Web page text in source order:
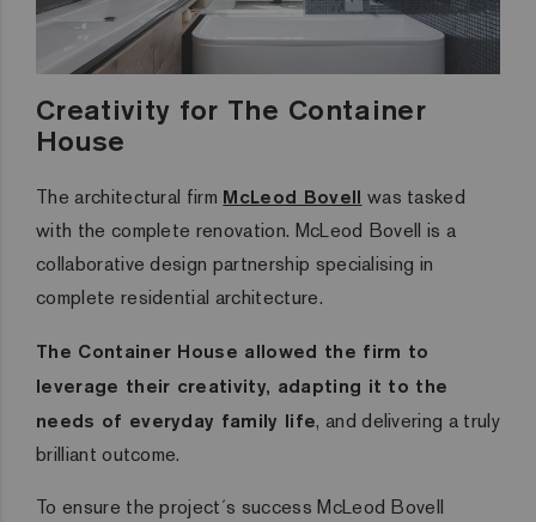
Creativity for The Container
House
The architectural firm McLeod Bovell was tasked
with the complete renovation. McLeod Bovell is a
collaborative design partnership specialising in
complete residential architecture.
The Container House allowed the firm to
leverage their creativity, adapting it to the
needs of everyday family life, and delivering a truly
brilliant outcome.
To ensure the project´s success McLeod Bovell